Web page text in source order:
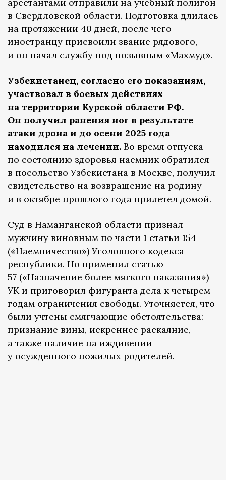
арестантами отправили на учебный полигон
в Свердловской области. Подготовка длилась
на протяжении 40 дней, после чего
иностранцу присвоили звание рядового,
и он начал службу под позывным «Махмуд».
Узбекистанец, согласно его показаниям,
участвовал в боевых действиях
на территории Курской области РФ.
Он получил ранения ног в результате
атаки дрона и до осени 2025 года
находился на лечении. Во время отпуска
по состоянию здоровья наемник обратился
в посольство Узбекистана в Москве, получил
свидетельство на возвращение на родину
и в октябре прошлого года прилетел домой.
Суд в Наманганской области признал
мужчину виновным по части 1 статьи 154
(«Наемничество») Уголовного кодекса
республики. Но применил статью
57 («Назначение более мягкого наказания»)
УК и приговорил фигуранта дела к четырем
годам ограничения свободы. Уточняется, что
были учтены смягчающие обстоятельства:
признание вины, искреннее раскаяние,
а также наличие на иждивении
у осужденного пожилых родителей.